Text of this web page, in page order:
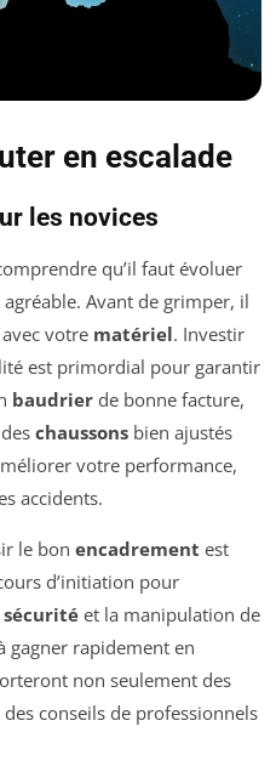
en escalade
les novices
qu’il faut évoluer
Avant de grimper, il
votre matériel. Investir
est primordial pour garantir
baudrier de bonne facture,
chaussons bien ajustés
votre performance,
accidents.
le bon encadrement est
d’initiation pour
et la manipulation de
gagner rapidement en
non seulement des
conseils de professionnels